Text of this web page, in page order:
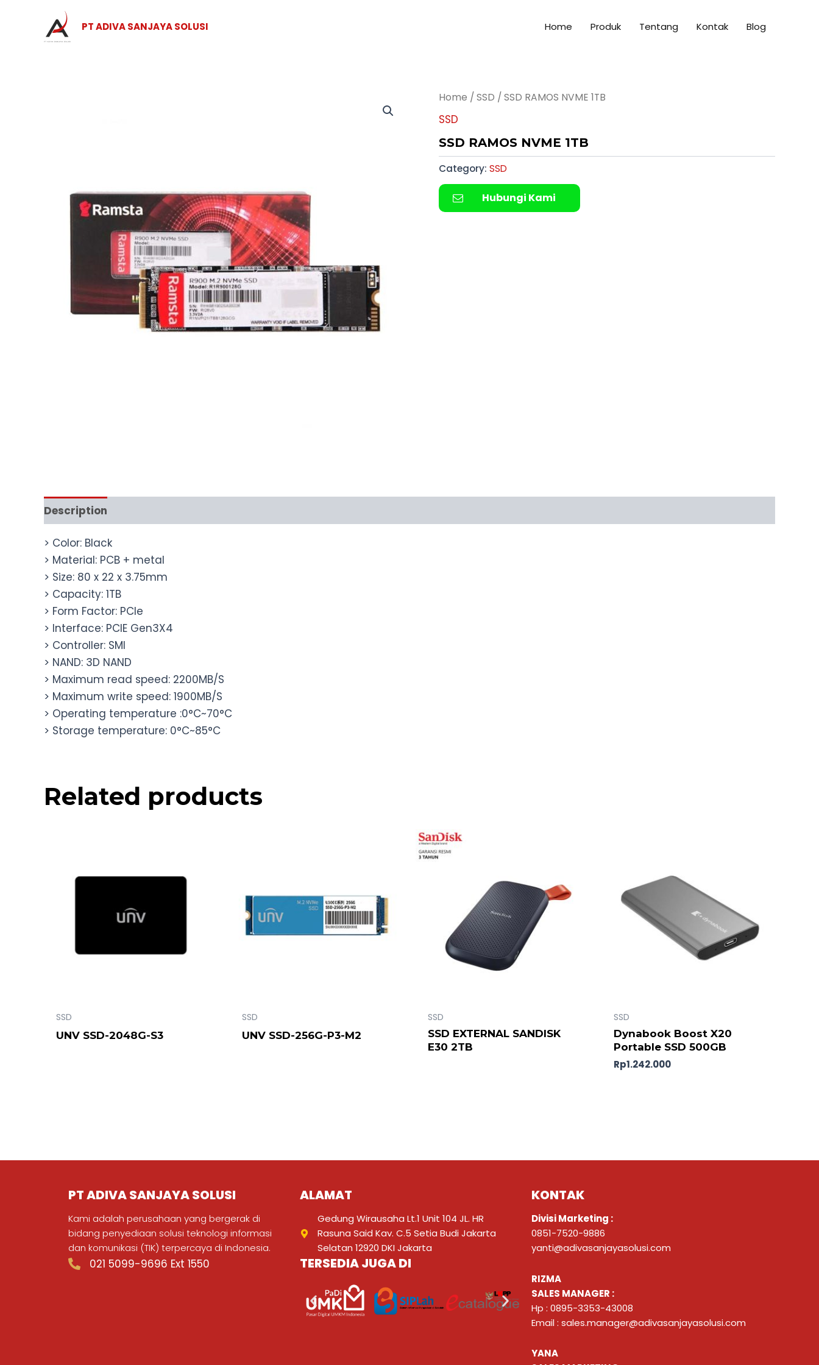
PT ADIVA SANJAYA SOLUSI Home Produk Tentang Kontak Blog
Home / SSD / SSD RAMOS NVME 1TB
SSD
SSD RAMOS NVME 1TB
Category: SSD
Hubungi Kami
Description
> Color: Black
> Material: PCB + metal
> Size: 80 x 22 x 3.75mm
> Capacity: 1TB
> Form Factor: PCIe
> Interface: PCIE Gen3X4
> Controller: SMI
> NAND: 3D NAND
> Maximum read speed: 2200MB/S
> Maximum write speed: 1900MB/S
> Operating temperature :0°C~70°C
> Storage temperature: 0°C~85°C
Related products
SSD
UNV SSD-2048G-S3
SSD
UNV SSD-256G-P3-M2
SSD
SSD EXTERNAL SANDISK
E30 2TB
SSD
Dynabook Boost X20
Portable SSD 500GB
Rp1.242.000
PT ADIVA SANJAYA SOLUSI
Kami adalah perusahaan yang bergerak di
bidang penyediaan solusi teknologi informasi
dan komunikasi (TIK) terpercaya di Indonesia.
021 5099-9696 Ext 1550
ALAMAT
Gedung Wirausaha Lt.1 Unit 104 JL. HR
Rasuna Said Kav. C.5 Setia Budi Jakarta
Selatan 12920 DKI Jakarta
TERSEDIA JUGA DI
KONTAK
Divisi Marketing :
0851-7520-9886
yanti@adivasanjayasolusi.com
RIZMA
SALES MANAGER :
Hp : 0895-3353-43008
Email : sales.manager@adivasanjayasolusi.com
YANA